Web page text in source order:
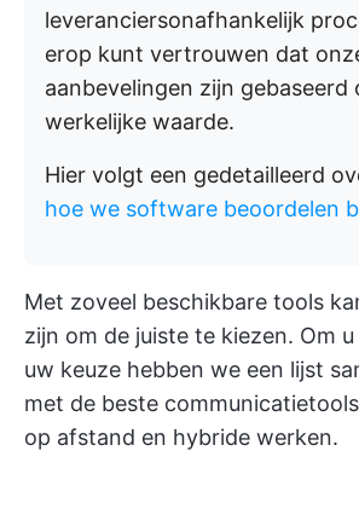
leveranciersonafhankelijk
erop kunt vertrouwen dat
aanbevelingen zijn gebaseerd
werkelijke waarde.
Hier volgt een gedetailleerd
hoe we software beoordelen
Met zoveel beschikbare tools
zijn om de juiste te kiezen. Om
uw keuze hebben we een lijst
met de beste
op afstand en hybride werken.